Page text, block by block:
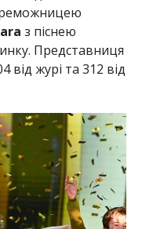
з піснею
. Представниця
від журі та 312 від